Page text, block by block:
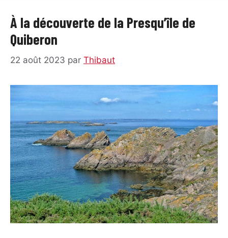
À la découverte de la Presqu’île de
Quiberon
22 août 2023 par Thibaut